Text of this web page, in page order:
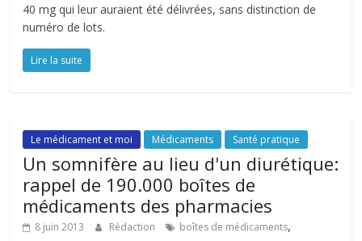
40 mg qui leur auraient été délivrées, sans distinction de
numéro de lots.
Lire la suite
Le médicament et moi Médicaments Santé pratique
Un somnifère au lieu d'un diurétique:
rappel de 190.000 boîtes de
médicaments des pharmacies
8 juin 2013 Rédaction boîtes de médicaments,